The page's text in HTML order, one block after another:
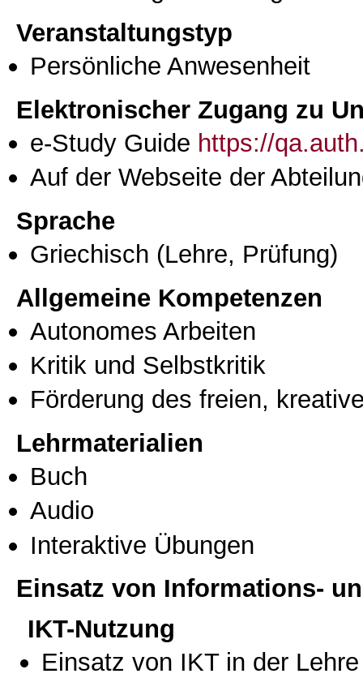
Veranstaltungstyp
Persönliche Anwesenheit
Elektronischer Zugang zu
e-Study Guide https://
Auf der Webseite der
Sprache
Griechisch (Lehre, Prüfung)
Allgemeine Kompetenzen
Autonomes Arbeiten
Kritik und Selbstkritik
Förderung des freien,
Lehrmaterialien
Buch
Audio
Interaktive Übungen
Einsatz von Informations-
IKT-Nutzung
Einsatz von IKT in der Lehre